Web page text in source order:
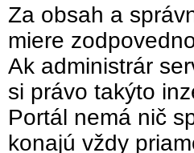
Za obsah a
miere
Ak administrár
si právo takýto
Portál nemá nič
konajú vždy